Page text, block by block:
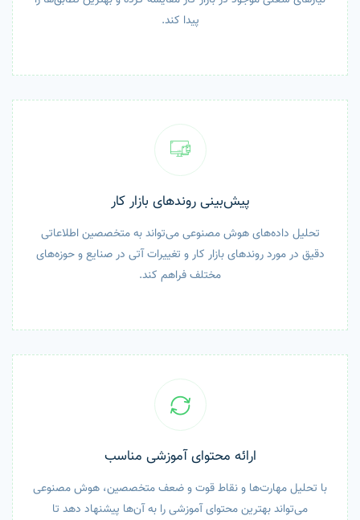
پیدا کند.
پیش‌بینی روندهای بازار کار
تحلیل داده‌های هوش مصنوعی می‌تواند به متخصصین اطلاعاتی
دقیق در مورد روندهای بازار کار و تغییرات آتی در صنایع و حوزه‌های
مختلف فراهم کند.
ارائه محتوای آموزشی مناسب
با تحلیل مهارت‌ها و نقاط قوت و ضعف متخصصین، هوش مصنوعی
می‌تواند بهترین محتوای آموزشی را به آن‌ها پیشنهاد دهد تا